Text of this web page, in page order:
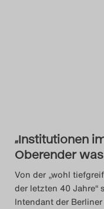
„Institutionen
Oberender
Von der „wohl
der letzten 40 Jahre“
Intendant der